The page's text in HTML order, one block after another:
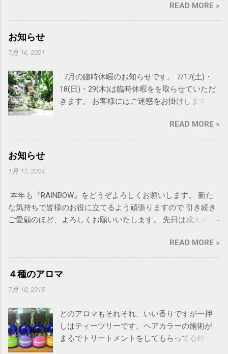
READ MORE »
お知らせ
7月 16, 2021
7月の臨時休暇のお知らせです。 7/17(土)・
18(日)・29(木)は臨時休暇をを取らせていただ
きます。 お客様にはご迷惑をお掛けします
RAINBOWの夏休みは8月下旬を予定しておりま
す。 詳細、決まりましたら再度ご連絡致しま
READ MORE »
お知らせ
1月 11, 2024
本年も『RAINBOW』をどうぞよろしくお願いします。 新た
な気持ちで皆様のお役に立てるよう頑張りますので 引き続き
ご愛顧のほど、よろしくお願いいたします。 先日は成人式お
READ MORE »
４種のアロマ
7月 10, 2015
どのアロマもそれぞれ、いい香りですが一押
しはティーツリーです。ヘアカラーの施術が
まるでトリートメントをしてもらってる錯覚